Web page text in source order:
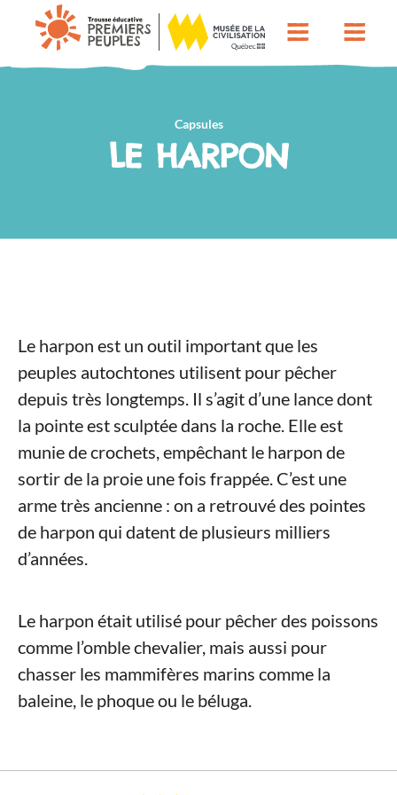
Capsules
LE HARPON
Le harpon est un outil important que les
peuples autochtones utilisent pour pêcher
depuis très longtemps. Il s’agit d’une lance dont
la pointe est sculptée dans la roche. Elle est
munie de crochets, empêchant le harpon de
sortir de la proie une fois frappée. C’est une
arme très ancienne : on a retrouvé des pointes
de harpon qui datent de plusieurs milliers
d’années.
Le harpon était utilisé pour pêcher des poissons
comme l’omble chevalier, mais aussi pour
chasser les mammifères marins comme la
baleine, le phoque ou le béluga.